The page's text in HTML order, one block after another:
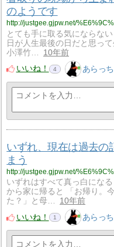
のようです
とても手に取る気にならな
日が人生最後の日だと思って
小澤竹…
10年前
いいね！
4 あらっち
いずれ、現在は過去の
まう
いずれはすべて真っ白にな
から家に帰ると 「お帰り。
た？」と母…
10年前
いいね！
1 あらっち